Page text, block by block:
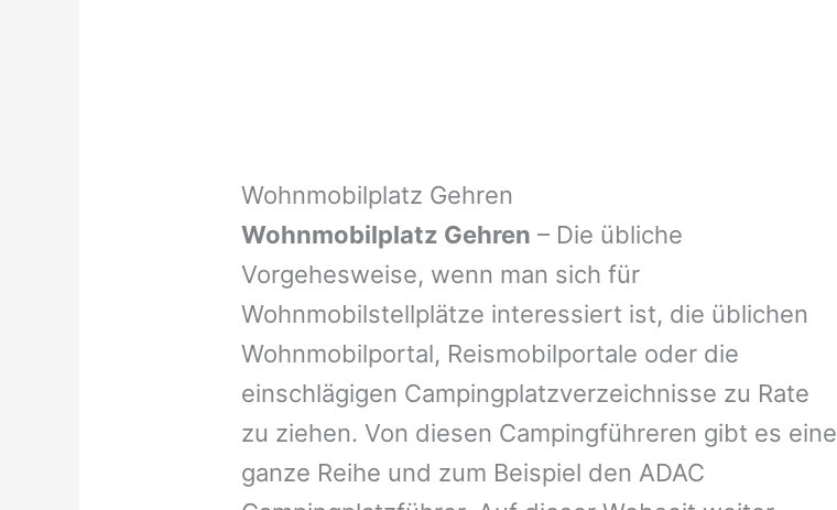
Wohnmobilplatz Gehren
Wohnmobilplatz Gehren – Die übliche
Vorgehesweise, wenn man sich für
Wohnmobilstellplätze interessiert ist, die üblichen
Wohnmobilportal, Reismobilportale oder die
einschlägigen Campingplatzverzeichnisse zu Rate
zu ziehen. Von diesen Campingführeren gibt es eine
ganze Reihe und zum Beispiel den ADAC